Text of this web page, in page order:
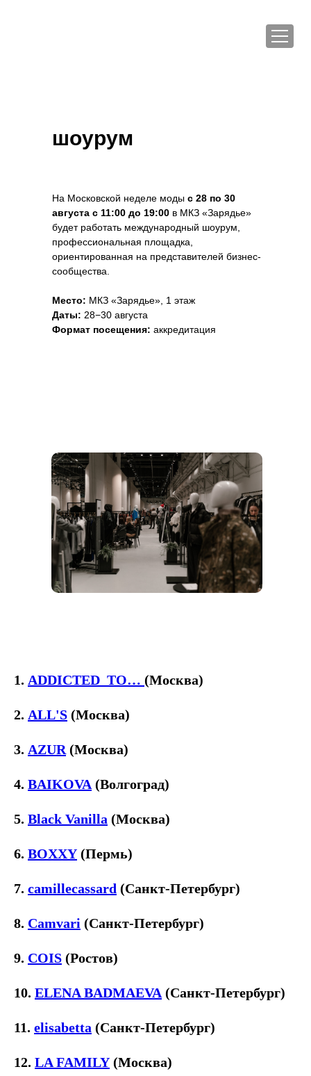
шоурум
На Московской неделе моды с 28 по 30
августа с 11:00 до 19:00 в МКЗ «Зарядье»
будет работать международный шоурум,
профессиональная площадка,
ориентированная на представителей бизнес-
сообщества.
Место: МКЗ «Зарядье», 1 этаж
Даты: 28−30 августа
Формат посещения: аккредитация
1. ADDICTED_TO… (Москва)
2. ALL'S (Москва)
3. AZUR (Москва)
4. BAIKOVA (Волгоград)
5. Black Vanilla (Москва)
6. BOXXY (Пермь)
7. camillecassard (Санкт-Петербург)
8. Camvari (Санкт-Петербург)
9. COIS (Ростов)
10. ELENA BADMAEVA (Санкт-Петербург)
11. elisabetta (Санкт-Петербург)
12. LA FAMILY (Москва)